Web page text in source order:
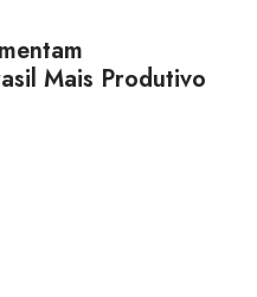
Mais Produtivo